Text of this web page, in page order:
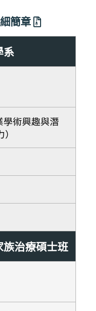
簡章
系
學術興趣與潛
族治療碩士班